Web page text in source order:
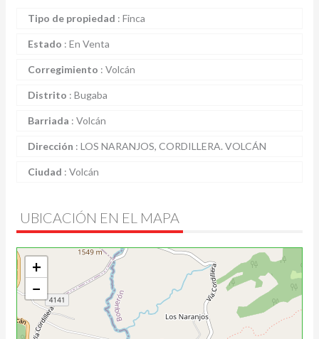
Tipo de propiedad : Finca
Estado : En Venta
Corregimiento : Volcán
Distrito : Bugaba
Barriada : Volcán
Dirección : LOS NARANJOS, CORDILLERA. VOLCÁN
Ciudad : Volcán
UBICACIÓN EN EL MAPA
+
−